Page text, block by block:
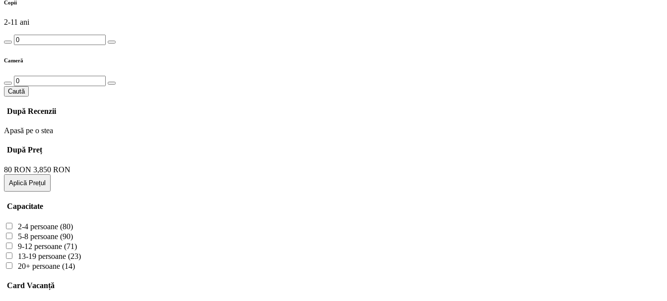
Copii
2-11 ani
Cameră
Caută
După Recenzii
Apasă pe o stea
După Preț
80 RON 3,850 RON
Aplică Prețul
Capacitate
2-4 persoane (80)
5-8 persoane (90)
9-12 persoane (71)
13-19 persoane (23)
20+ persoane (14)
Card Vacanță